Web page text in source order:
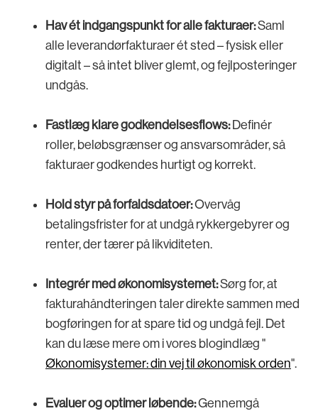
Hav ét indgangspunkt for alle fakturaer:Saml
alle leverandørfakturaer ét sted – fysisk eller
digitalt – så intet bliver glemt, og fejlposteringer
undgås.
Fastlæg klare godkendelsesflows:Definér
roller, beløbsgrænser og ansvarsområder, så
fakturaer godkendes hurtigt og korrekt.
Hold styr på forfaldsdatoer:Overvåg
betalingsfrister for at undgå rykkergebyrer og
renter, der tærer på likviditeten.
Integrér med økonomisystemet:Sørg for, at
fakturahåndteringen taler direkte sammen med
bogføringen for at spare tid og undgå fejl. Det
kan du læse mere om i vores blogindlæg "
Økonomisystemer: din vej til økonomisk orden".
Evaluer og optimer løbende:Gennemgå